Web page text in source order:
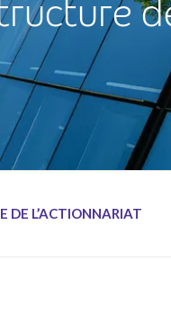
DE L’ACTIONNARIAT